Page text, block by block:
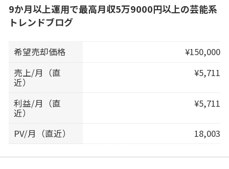
9か月以上運用で最高月収5万9000円以上の芸能系
トレンドブログ
希望売却価格
¥150,000
売上/月（直
近）
¥5,711
利益/月（直
近）
¥5,711
PV/月（直近） 18,003